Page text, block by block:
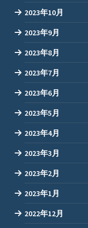
2023年10月
2023年9月
2023年8月
2023年7月
2023年6月
2023年5月
2023年4月
2023年3月
2023年2月
2023年1月
2022年12月